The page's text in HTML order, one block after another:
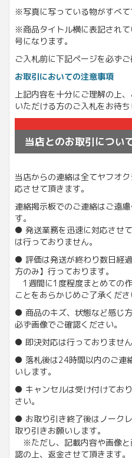
※写真に写っている物がすべて
※商品タイトル横に表記され
号になります。
ご入札前に下記ページを必ずご
お取引においての注意事項
上記内容を十分にご理解の上
いただける方のご入札をお待ち
当店とのお取引につい
当店からの連絡は全てヤフオ
応させて頂きます。
連絡掲示板でのご連絡はご遠
す
● 発送業務を迅速に対応させ
は行っておりません。
● 評価は発送が終わり数日経
方のみ】行っております。
1週間に1度程度まとめての
ことをあらかじめご了承くださ
● 商品のキズ、状態など感じ
必ず画像でご確認ください。
● 即決対応は行っておりません
● 落札後は24時間以内のご連
いします。
● キャンセルは受け付けてお
さい。
● お取り引き終了後はノーク
取り引きお願いします。
※ただし、記載内容や画像と
認の上、返金させて頂きます。